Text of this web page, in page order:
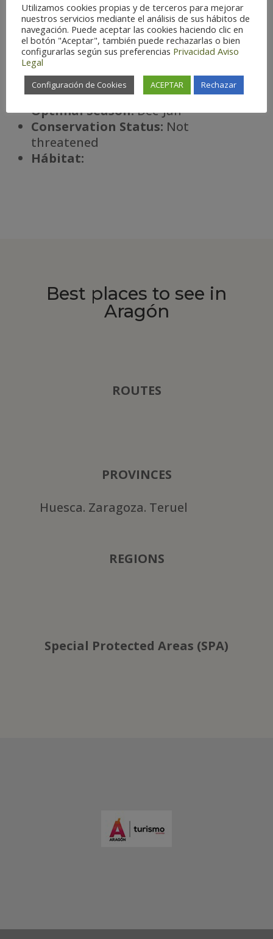
Observation difficulty:Easy
Status:Resident.
Optimal Season:Dec-Jan
Conservation Status: Not
threatened
Hábitat:
Best places to see in
Aragón
ROUTES
PROVINCES
Huesca. Zaragoza. Teruel
REGIONS
Special Protected Areas (SPA)
Utilizamos cookies propias y de terceros para mejorar
nuestros servicios mediante el análisis de sus hábitos de
navegación. Puede aceptar las cookies haciendo clic en
el botón "Aceptar", también puede rechazarlas o bien
configurarlas según sus preferencias Privacidad Aviso
Legal
Configuración de Cookies ACEPTAR Rechazar